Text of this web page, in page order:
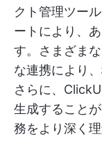
クト管理ツー
ートにより、
す。さまざま
な連携により
さらに、
生成すること
務をより深く